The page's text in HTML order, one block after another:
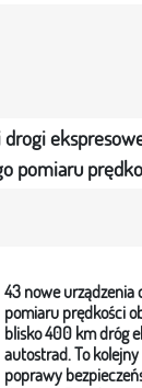
pomiaru
43 nowe urządzenia
pomiaru prędkości
blisko 400 km dróg
autostrad. To
poprawy